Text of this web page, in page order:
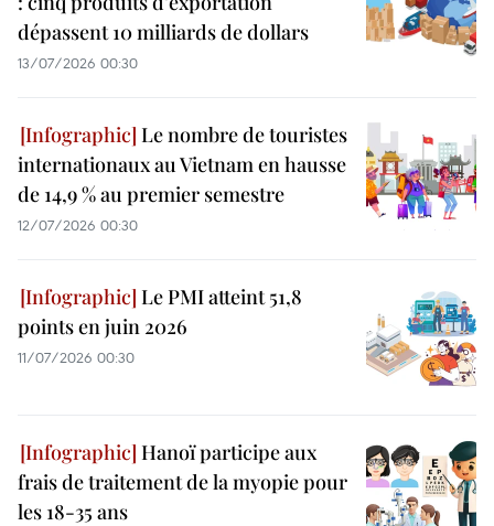
dépassent 10 milliards de dollars
13/07/2026 00:30
Le nombre de touristes
internationaux au Vietnam en hausse
de 14,9 % au premier semestre
12/07/2026 00:30
Le PMI atteint 51,8
points en juin 2026
11/07/2026 00:30
Hanoï participe aux
frais de traitement de la myopie pour
les 18-35 ans